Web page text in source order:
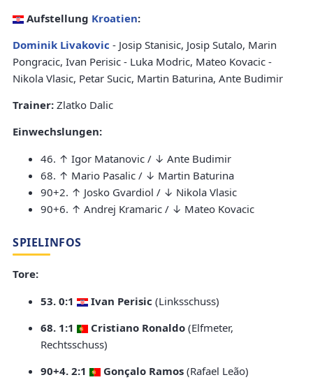
Aufstellung Kroatien:
Dominik Livakovic - Josip Stanisic, Josip Sutalo, Marin
Pongracic, Ivan Perisic - Luka Modric, Mateo Kovacic -
Nikola Vlasic, Petar Sucic, Martin Baturina, Ante Budimir
Trainer: Zlatko Dalic
Einwechslungen:
46. ↑ Igor Matanovic / ↓ Ante Budimir
68. ↑ Mario Pasalic / ↓ Martin Baturina
90+2. ↑ Josko Gvardiol / ↓ Nikola Vlasic
90+6. ↑ Andrej Kramaric / ↓ Mateo Kovacic
SPIELINFOS
Tore:
53. 0:1
Ivan Perisic (Linksschuss)
68. 1:1
Cristiano Ronaldo (Elfmeter,
Rechtsschuss)
90+4. 2:1
Gonçalo Ramos (Rafael Leão)